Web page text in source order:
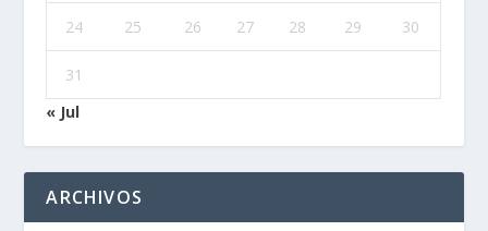
24 25 26 27 28 29 30
31
« Jul
ARCHIVOS